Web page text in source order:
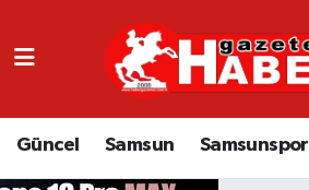
Güncel Samsun Samsunspor
GÜNCEL
SAMSUN